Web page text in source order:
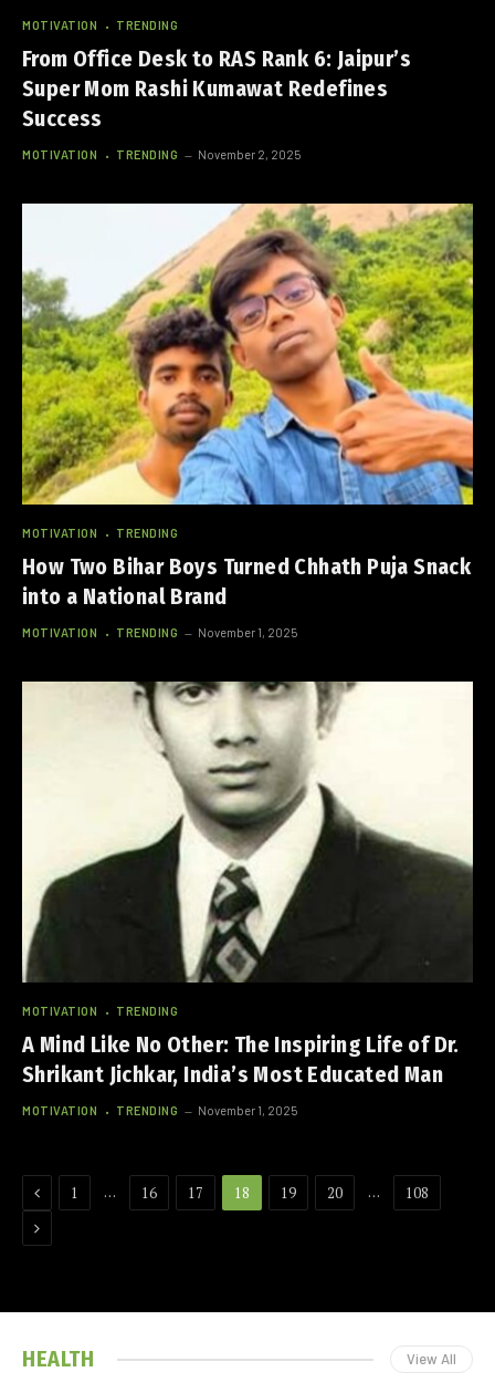
MOTIVATION TRENDING
From Office Desk to RAS Rank 6: Jaipur’s
Super Mom Rashi Kumawat Redefines
Success
MOTIVATION TRENDING November 2, 2025
MOTIVATION TRENDING
How Two Bihar Boys Turned Chhath Puja Snack
into a National Brand
MOTIVATION TRENDING November 1, 2025
MOTIVATION TRENDING
A Mind Like No Other: The Inspiring Life of Dr.
Shrikant Jichkar, India’s Most Educated Man
MOTIVATION TRENDING November 1, 2025
Previous
1 … 16 17 18 19 20 … 108
Next
HEALTH View All